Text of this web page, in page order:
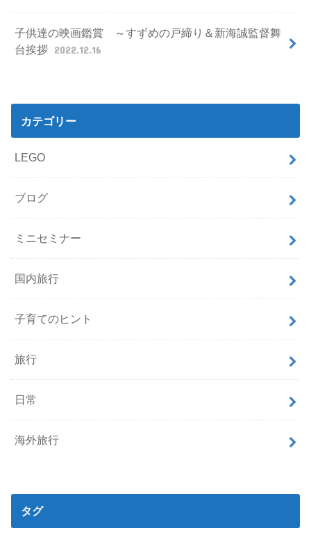
子供達の映画鑑賞 ～すずめの戸締り＆新海誠監督舞
台挨拶 2022.12.16
カテゴリー
LEGO
ブログ
ミニセミナー
国内旅行
子育てのヒント
旅行
日常
海外旅行
タグ